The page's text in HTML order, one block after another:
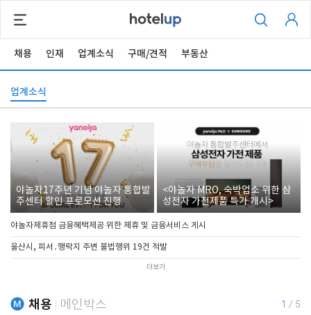
채용 인재 업계소식 구매/견적 부동산
업계소식
야놀자17주년 기념 야놀자 통합발
주센터 할인 프로모션 진행
<야놀자 MRO, 숙박업소 위한 삼
성전자 가전제품 특가 개시>
야놀자제휴점 금융혜택제공 위한 제휴 및 금융서비스 게시
울산시, 피서․행락지 주변 불법행위 19건 적발
더보기
채용 메인박스 1 / 5